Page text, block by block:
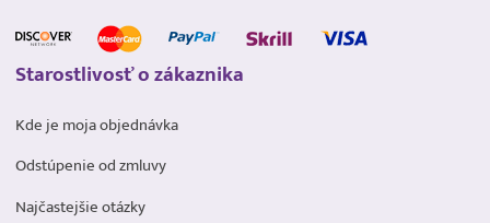
Starostlivosť o zákaznika
Kde je moja objednávka
Odstúpenie od zmluvy
Najčastejšie otázky